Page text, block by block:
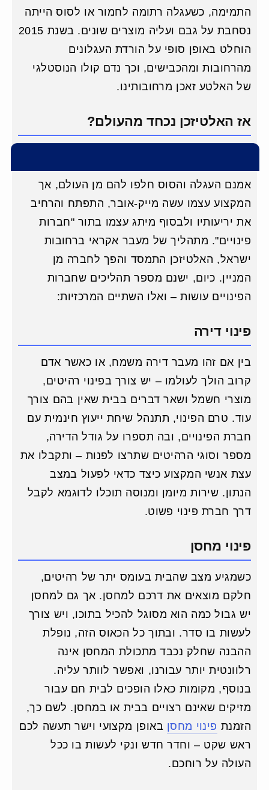
התמימה, כשעגלה רתומה לחמור או לסוס הייתה
נסחבת על גבם ועליה מוצרים שונים. בשנת 2015
הוחלט באופן סופי על הורדת העגלונים
מהרחובות ומהכבישים, וכך נדם קולו הנוסטלגי
של האלטע זאכן מרחובותינו.
אז האלטיזכן נכחד מהעולם?
אמנם העגלה והסוס חלפו להם מן העולם, אך
המקצוע עצמו עשה מייק-אובר, התפתח והרחיב
את יריעותיו ולבסוף מיתג עצמו בתור "חברות
פינויים". מתהליך של מעבר אקראי ברחובות
ישראל, האלטיזכן התמסד והפך לחברה מן
המניין. כיום, ישנם מספר תהליכים שחברות
הפינויים עושות – ואלו השתיים המרכזיות:
פינוי דירה
בין אם זהו מעבר דירה משמח, או כאשר אדם
קרוב הולך לעולמו – יש צורך בפינוי רהיטים,
מוצרי חשמל ושאר דברים בבית שאין בהם צורך
עוד. טרם הפינוי, תתנהל שיחת ייעוץ חינמית עם
חברת הפינויים, ובה תספרו על גודל הדירה,
מספר וסוגי הרהיטים שתרצו לפנות – ותקבלו את
עצת אנשי המקצוע כיצד כדאי לפעול במצב
הנתון. שירות מיומן ומנוסה תוכלו לדוגמא לקבל
דרך חברת פינוי פשוט.
פינוי מחסן
כשמגיע מצב שהבית בעומס יתר של רהיטים,
חלקם מוצאים את דרכם למחסן. אך גם למחסן
יש גבול כמה הוא מסוגל להכיל בתוכו, ויש צורך
לעשות בו סדר. ובתוך כל הכאוס הזה, נופלת
ההבנה שחלק נכבד מתכולת המחסן אינה
רלוונטית יותר עבורנו, ואפשר לוותר עליה.
בנוסף, מקומות כאלו הופכים לבית חם עבור
מזיקים שאינם רצויים בבית או במחסן. לשם כך,
הזמנת פינוי מחסן באופן מקצועי וישר תעשה לכם
ראש שקט – וחדר חדש ונקי לעשות בו ככל
העולה על רוחכם.